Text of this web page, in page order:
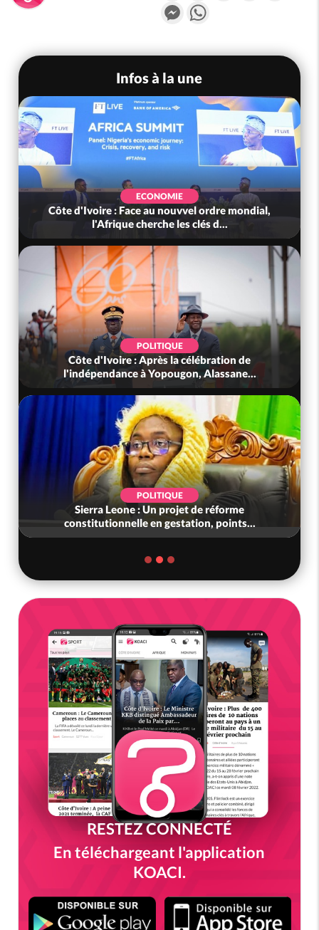
Messenger
Infos à la une
ECONOMIE
Côte d'Ivoire : Face au nouvvel ordre mondial,
l'Afrique cherche les clés d...
POLITIQUE
Côte d'Ivoire : Après la célébration de
l'indépendance à Yopougon, Alassane...
POLITIQUE
Sierra Leone : Un projet de réforme
constitutionnelle en gestation, points...
RESTEZ CONNECTÉ
En téléchargeant l'application
KOACI.